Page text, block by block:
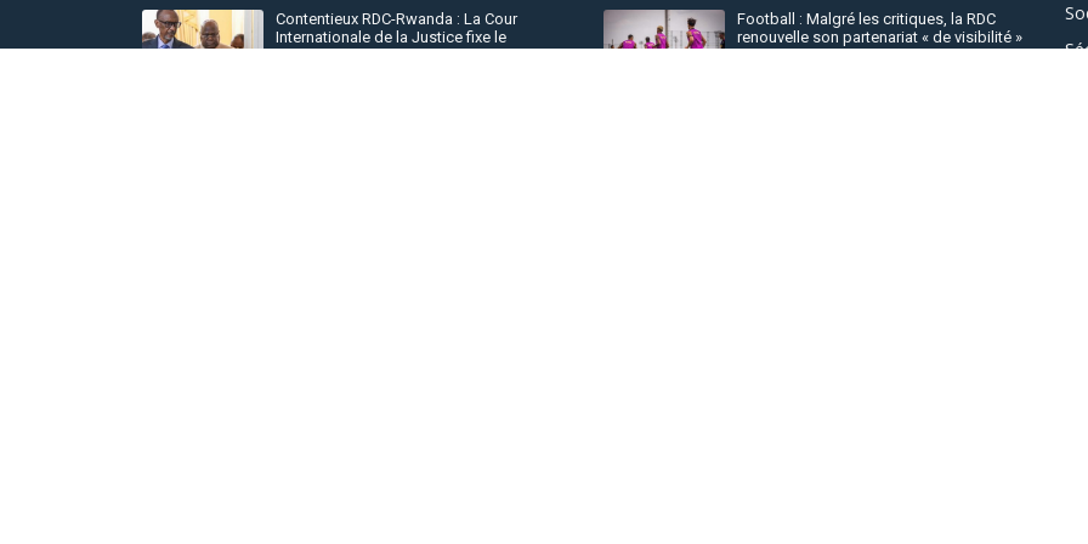
Contentieux RDC-Rwanda : La Cour
Internationale de la Justice fixe le
Football : Malgré les critiques, la RDC
renouvelle son partenariat « de visibilité »